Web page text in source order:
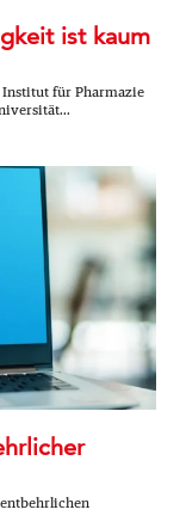
ist kaum
für Pharmazie